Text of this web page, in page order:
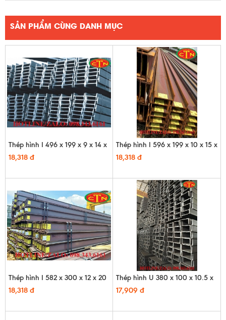
SẢN PHẨM CÙNG DANH MỤC
Thép hình I 496 x 199 x 9 x 14 x
12m
18,318 đ
Thép hình I 596 x 199 x 10 x 15 x
12m
18,318 đ
Thép hình I 582 x 300 x 12 x 20
x 12m
18,318 đ
Thép hình U 380 x 100 x 10.5 x
16 x 12m - HQ
17,909 đ